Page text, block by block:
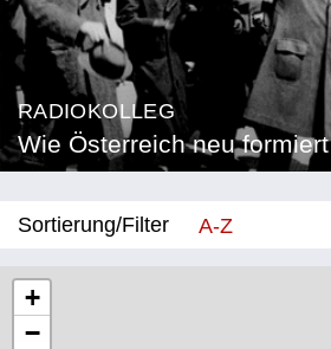
RADIOKOLLEG
Wie Österreich neu
Sortierung/Filter
A-Z
+
−